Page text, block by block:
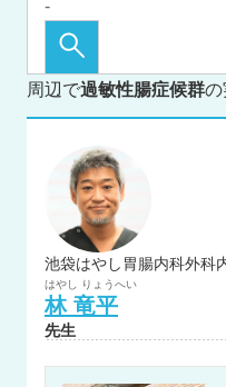
周辺で過敏性腸症候群の
池袋はやし胃腸内科外科
はやし りょうへい
林 竜平
先生